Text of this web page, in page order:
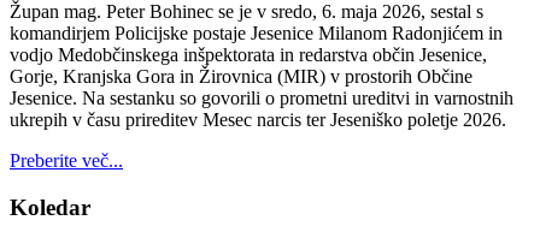
Župan mag. Peter Bohinec se je v sredo, 6. maja 2026, sestal s
komandirjem Policijske postaje Jesenice Milanom Radonjićem in
vodjo Medobčinskega inšpektorata in redarstva občin Jesenice,
Gorje, Kranjska Gora in Žirovnica (MIR) v prostorih Občine
Jesenice. Na sestanku so govorili o prometni ureditvi in varnostnih
ukrepih v času prireditev Mesec narcis ter Jeseniško poletje 2026.
Preberite več...
Koledar